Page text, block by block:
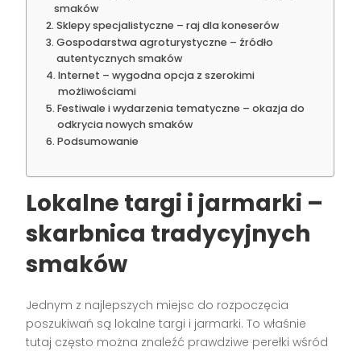
smaków
Sklepy specjalistyczne – raj dla koneserów
Gospodarstwa agroturystyczne – źródło
autentycznych smaków
Internet – wygodna opcja z szerokimi
możliwościami
Festiwale i wydarzenia tematyczne – okazja do
odkrycia nowych smaków
Podsumowanie
Lokalne targi i jarmarki –
skarbnica tradycyjnych
smaków
Jednym z najlepszych miejsc do rozpoczęcia
poszukiwań są lokalne targi i jarmarki. To właśnie
tutaj często można znaleźć prawdziwe perełki wśród